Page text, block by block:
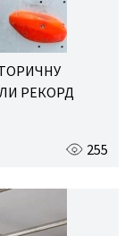
РЕКОРД
255